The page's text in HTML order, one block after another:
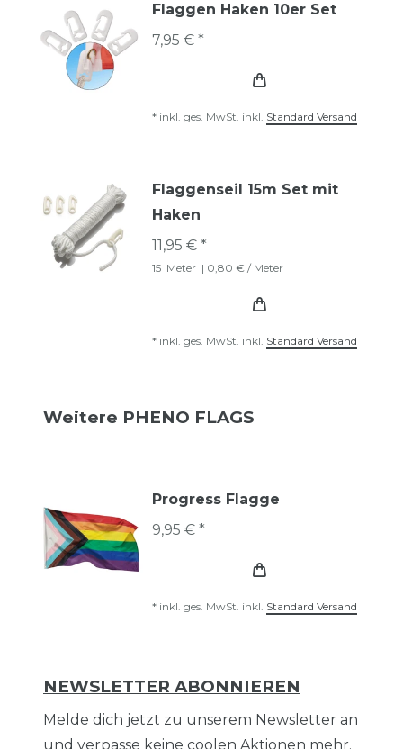
Flaggen Haken 10er Set
7,95 € *
* inkl. ges. MwSt. inkl. Standard Versand
Flaggenseil 15m Set mit
Haken
11,95 € *
15 Meter | 0,80 € / Meter
* inkl. ges. MwSt. inkl. Standard Versand
Weitere PHENO FLAGS
Progress Flagge
9,95 € *
* inkl. ges. MwSt. inkl. Standard Versand
NEWSLETTER ABONNIEREN
Melde dich jetzt zu unserem Newsletter an
und verpasse keine coolen Aktionen mehr.